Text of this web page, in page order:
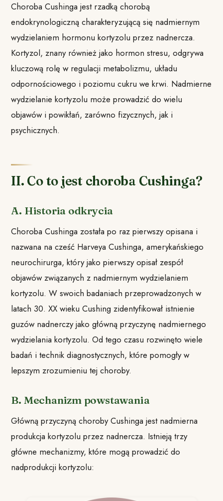
Choroba Cushinga jest rzadką chorobą
endokrynologiczną charakteryzującą się nadmiernym
wydzielaniem hormonu kortyzolu przez nadnercza.
Kortyzol, znany również jako hormon stresu, odgrywa
kluczową rolę w regulacji metabolizmu, układu
odpornościowego i poziomu cukru we krwi. Nadmierne
wydzielanie kortyzolu może prowadzić do wielu
objawów i powikłań, zarówno fizycznych, jak i
psychicznych.
II. Co to jest choroba Cushinga?
A. Historia odkrycia
Choroba Cushinga została po raz pierwszy opisana i
nazwana na cześć Harveya Cushinga, amerykańskiego
neurochirurga, który jako pierwszy opisał zespół
objawów związanych z nadmiernym wydzielaniem
kortyzolu. W swoich badaniach przeprowadzonych w
latach 30. XX wieku Cushing zidentyfikował istnienie
guzów nadnerczy jako główną przyczynę nadmiernego
wydzielania kortyzolu. Od tego czasu rozwinęto wiele
badań i technik diagnostycznych, które pomogły w
lepszym zrozumieniu tej choroby.
B. Mechanizm powstawania
Główną przyczyną choroby Cushinga jest nadmierna
produkcja kortyzolu przez nadnercza. Istnieją trzy
główne mechanizmy, które mogą prowadzić do
nadprodukcji kortyzolu: